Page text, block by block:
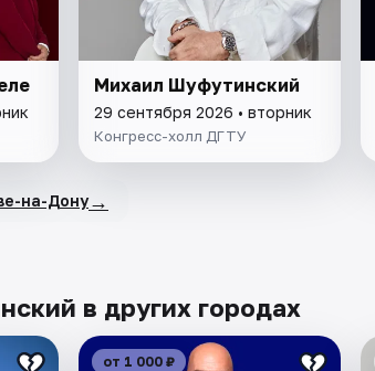
Михаил Шуфутинский
29 сентября 2026 • вторник
Конгресс-холл ДГТУ
на-Дону→
в других городах
от 1 000 ₽